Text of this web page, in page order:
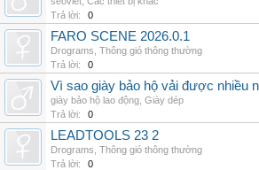
Trả lời:
0
FARO SCENE 2026.0.1
Drograms Thông gió thông thường
Trả lời:
0
Vì sao giày bảo hộ vải được nhiều
giày bảo hộ lao động Giày dép
Trả lời:
0
LEADTOOLS 23 2
Drograms Thông gió thông thường
Trả lời:
0